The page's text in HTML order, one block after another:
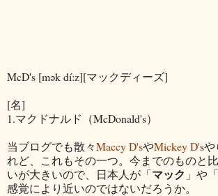
McD's [mək dí:z][マックディーズ]
[名]
1.マクドナルド（McDonald's）
当ブログでも散々Maccy D'sやMickey D's
れど、これもその一つ。今までのものと
いが大きいので、日本人が「マック 」や「
感覚により近いのではないだろうか。